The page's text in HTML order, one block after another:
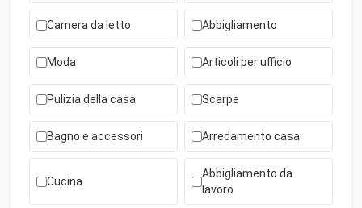
Camera da letto Abbigliamento
Moda Articoli per ufficio
Pulizia della casa Scarpe
Bagno e accessori Arredamento casa
Cucina
Abbigliamento da
lavoro